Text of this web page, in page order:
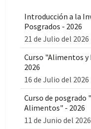
Introducción a la
Posgrados - 2026
21 de Julio del 2026
Curso "Alimentos y
2026
16 de Julio del 2026
Curso de posgrado
Alimentos" - 2026
11 de Junio del 2026